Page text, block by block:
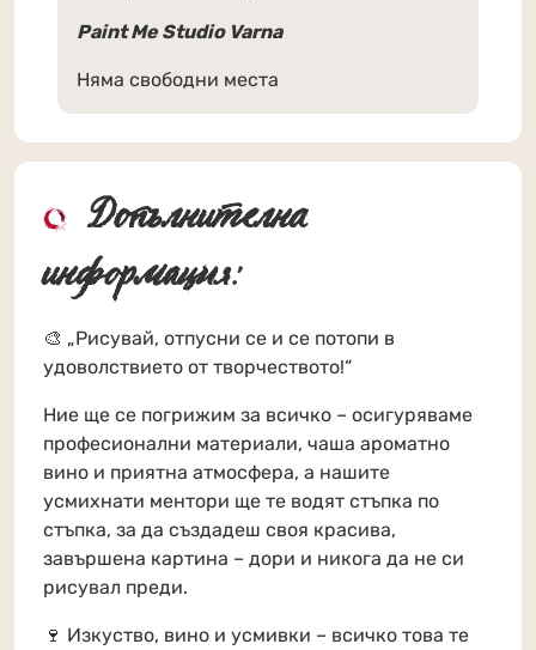
Paint Me Studio Varna
Няма свободни места
Допълнителна
информация:
🎨 „Рисувай, отпусни се и се потопи в
удоволствието от творчеството!“
Ние ще се погрижим за всичко – осигуряваме
професионални материали, чаша ароматно
вино и приятна атмосфера, а нашите
усмихнати ментори ще те водят стъпка по
стъпка, за да създадеш своя красива,
завършена картина – дори и никога да не си
рисувал преди.
🍷 Изкуство, вино и усмивки – всичко това те